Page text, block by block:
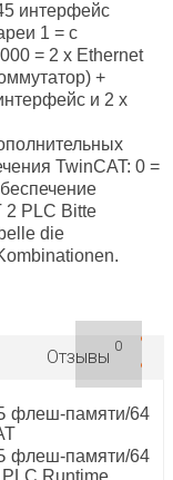
интерфейс
1 = с
= 2 x Ethernet
+
и 2 x
TwinCAT: 0 =
2 PLC Bitte
die
Отзывы
0
флеш-памяти/64
флеш-памяти/64
Runtime